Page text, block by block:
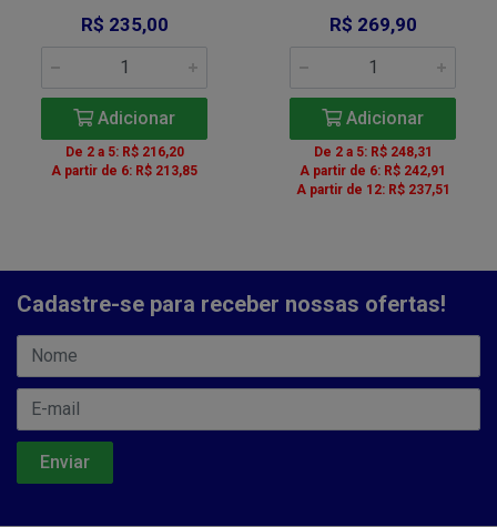
R$ 235,00
Adicionar
De 2 a 5: R$ 216,20
A partir de 6: R$ 213,85
R$ 269,90
Adicionar
De 2 a 5: R$ 248,31
A partir de 6: R$ 242,91
A partir de 12: R$ 237,51
Cadastre-se para receber nossas ofertas!